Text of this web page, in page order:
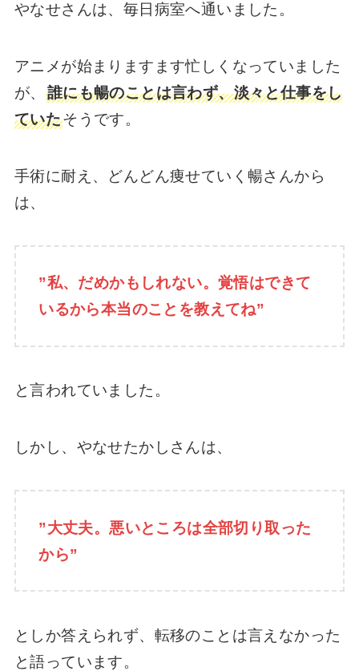
やなせさんは、毎日病室へ通いました。
アニメが始まりますます忙しくなっていました
が、 誰にも暢のことは言わず、淡々と仕事をし
ていたそうです。
手術に耐え、どんどん痩せていく暢さんから
は、
”私、だめかもしれない。覚悟はできて
いるから本当のことを教えてね”
と言われていました。
しかし、やなせたかしさんは、
”大丈夫。悪いところは全部切り取った
から”
としか答えられず、転移のことは言えなかった
と語っています。